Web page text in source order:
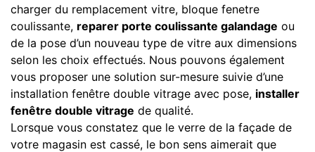
charger du remplacement vitre, bloque fenetre
coulissante, reparer porte coulissante galandage ou
de la pose d’un nouveau type de vitre aux dimensions
selon les choix effectués. Nous pouvons également
vous proposer une solution sur-mesure suivie d’une
installation fenêtre double vitrage avec pose, installer
fenêtre double vitrage de qualité.
Lorsque vous constatez que le verre de la façade de
votre magasin est cassé, le bon sens aimerait que